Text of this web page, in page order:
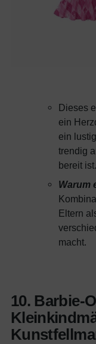
Dieses
ein
ein
trendig
bereit ist.
Warum
Eltern
macht.
10. Barbie-